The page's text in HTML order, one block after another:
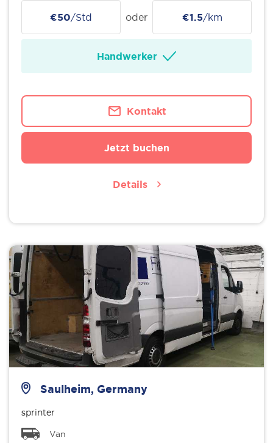
€50/Std oder €1.5/km
Handwerker
Kontakt
Jetzt buchen
Details
Saulheim, Germany
sprinter
Van